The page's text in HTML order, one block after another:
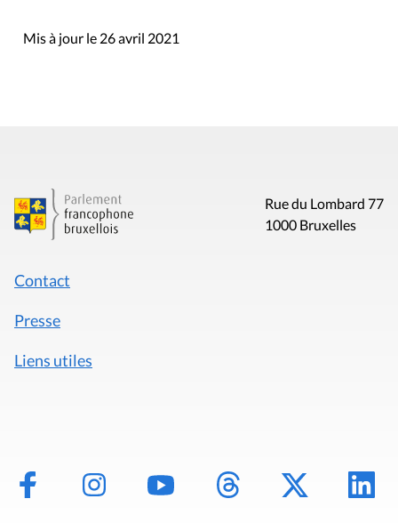
Mis à jour le 26 avril 2021
Rue du Lombard 77
1000 Bruxelles
Contact
Presse
Liens utiles